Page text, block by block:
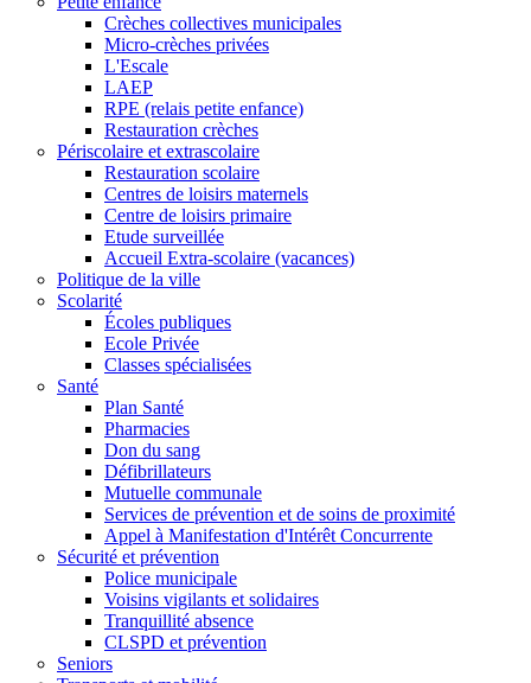
Crèches collectives municipales
Micro-crèches privées
L'Escale
LAEP
RPE (relais petite enfance)
Restauration crèches
Périscolaire et extrascolaire
Restauration scolaire
Centres de loisirs maternels
Centre de loisirs primaire
Etude surveillée
Accueil Extra-scolaire (vacances)
Politique de la ville
Scolarité
Écoles publiques
Ecole Privée
Classes spécialisées
Santé
Plan Santé
Pharmacies
Don du sang
Défibrillateurs
Mutuelle communale
Services de prévention et de soins de proximité
Appel à Manifestation d'Intérêt Concurrente
Sécurité et prévention
Police municipale
Voisins vigilants et solidaires
Tranquillité absence
CLSPD et prévention
Seniors